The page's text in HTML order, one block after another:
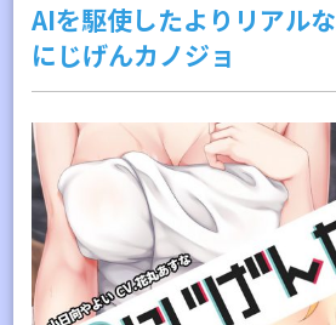
AIを駆使したよりリアル
にじげんカノジョ